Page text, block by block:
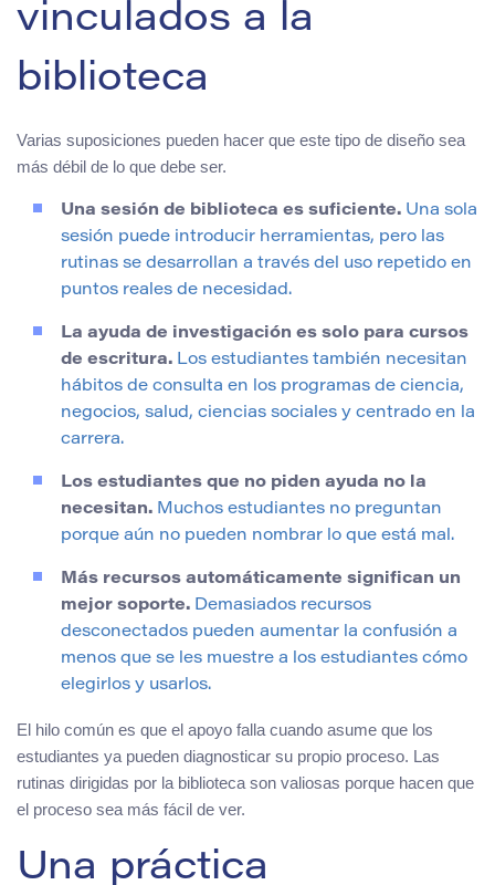
vinculados a la
biblioteca
Varias suposiciones pueden hacer que este tipo de diseño sea
más débil de lo que debe ser.
Una sesión de biblioteca es suficiente. Una sola
sesión puede introducir herramientas, pero las
rutinas se desarrollan a través del uso repetido en
puntos reales de necesidad.
La ayuda de investigación es solo para cursos
de escritura. Los estudiantes también necesitan
hábitos de consulta en los programas de ciencia,
negocios, salud, ciencias sociales y centrado en la
carrera.
Los estudiantes que no piden ayuda no la
necesitan. Muchos estudiantes no preguntan
porque aún no pueden nombrar lo que está mal.
Más recursos automáticamente significan un
mejor soporte. Demasiados recursos
desconectados pueden aumentar la confusión a
menos que se les muestre a los estudiantes cómo
elegirlos y usarlos.
El hilo común es que el apoyo falla cuando asume que los
estudiantes ya pueden diagnosticar su propio proceso. Las
rutinas dirigidas por la biblioteca son valiosas porque hacen que
el proceso sea más fácil de ver.
Una práctica